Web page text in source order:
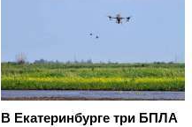
В Екатеринбурге три БПЛА